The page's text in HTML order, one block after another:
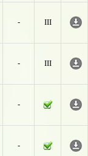
-
III
-
III
-
-